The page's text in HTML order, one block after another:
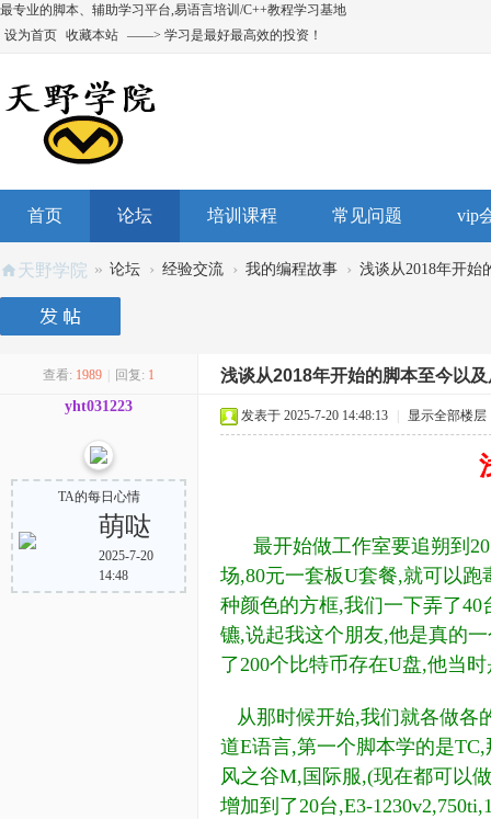
最专业的脚本、辅助学习平台,易语言培训/C++教程学习基地
设为首页 收藏本站 ——> 学习是最好最高效的投资！
首页 论坛 培训课程 常见问题 vip
天野学院 » 论坛 › 经验交流 › 我的编程故事 › 浅谈从2018年开始
查看: 1989 回复: 1 浅谈从2018年开始的脚本至今以
yht031223
TA的每日心情
萌哒
2025-7-20
14:48
发表于 2025-7-20 14:48:13 显示全部楼层
最开始做工作室要追朔到
场,80元一套板U套餐,就可以
种颜色的方框,我们一下弄了
镳,说起我这个朋友,他是真的
了200个比特币存在U盘,他当
从那时候开始,我们就各做各
道E语言,第一个脚本学的是
风之谷M,国际服,(现在都可以
增加到了20台,E3-